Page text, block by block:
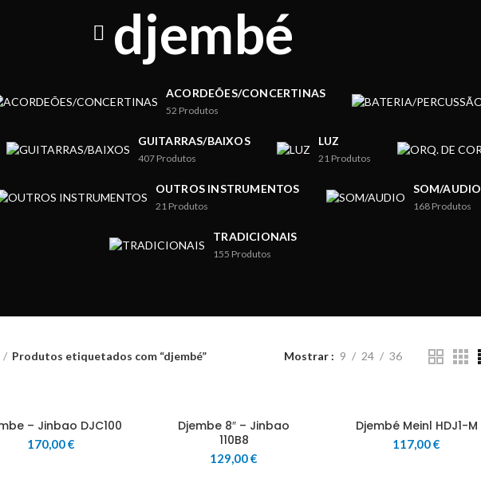
djembé
ACORDEÕES/CONCERTINAS
52 Produtos
GUITARRAS/BAIXOS
407 Produtos
LUZ
21 Produtos
OUTROS INSTRUMENTOS
21 Produtos
SOM/AUDIO
168 Produtos
TRADICIONAIS
155 Produtos
Produtos etiquetados com “djembé” Mostrar 9 24 36
– Jinbao DJC100
170,00€
Djembe 8″ – Jinbao
110B8
129,00€
Djembé Meinl HDJ1-M
117,00€